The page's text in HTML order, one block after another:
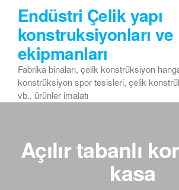
content
Endüstri Çelik yapı
konstruksiyonları ve
ekipmanları
Fabrika binaları, çelik konstrüksiyon
konstrüksiyon spor tesisleri, çelik
vb.. ürünler imalatı
Açılır tabanlı
kasa